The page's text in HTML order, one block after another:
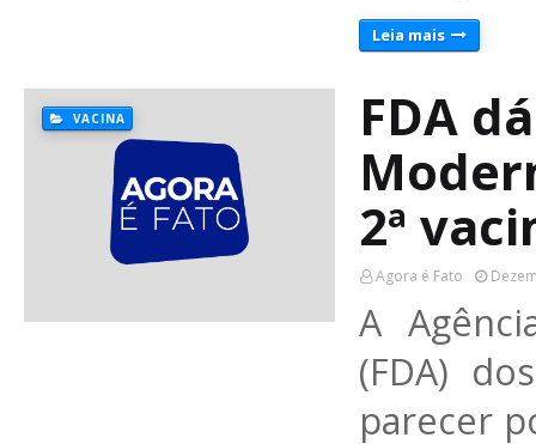
Leia mais
VACINA
FDA
2ª
Agora é Fato
A
(FDA)
parecer